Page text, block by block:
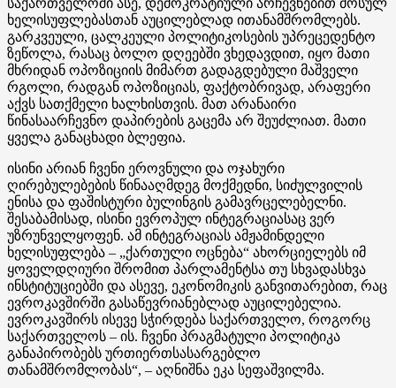
ხელისუფლებასთან აუცილებლად ითანამშრომლებს.
გარკვეული, ცალკეული პოლიტიკოსების უპრეცედენტო
ზეწოლა, რასაც ბოლო დღეებში ვხედავდით, იყო მათი
მხრიდან ოპოზიციის მიმართ გადაგდებული მაშველი
რგოლი, რადგან ოპოზიციას, ფაქტობრივად, არაფერი
აქვს სათქმელი ხალხისთვის. მათ არანაირი
წინასაარჩევნო დაპირების გაცემა არ შეუძლიათ. მათი
ყველა განაცხადი ბლეფია.
ისინი არიან ჩვენი ეროვნული და ოჯახური
ღირებულებების წინააღმდეგ მოქმედნი, სიძულვილის
ენისა და ფაშისტური ბულინგის გამავრცელებელნი.
შესაბამისად, ისინი ევროპულ ინტეგრაციასაც ვერ
უზრუნველყოფენ. ამ ინტეგრაციას ამჟამინდელი
ხელისუფლება – „ქართული ოცნება“ ახორციელებს იმ
ყოველდღიური შრომით პარლამენტსა თუ სხვადასხვა
ინსტიტუციებში და ასევე, ეკონომიკის განვითარებით, რაც
ევროკავშირში გასაწევრიანებლად აუცილებელია.
ევროკავშირს ისევე სჭირდება საქართველო, როგორც
საქართველოს – ის. ჩვენი პრაგმატული პოლიტიკა
განაპირობებს ურთიერთსასარგებლო
თანამშრომლობას“, – აღნიშნა ეკა სეფაშვილმა.